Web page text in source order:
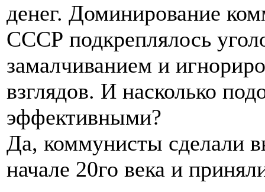
денег. Доминирование
СССР подкреплялось
замалчиванием и
взглядов. И насколько
эффективными?
Да, коммунисты сделали
начале 20го века и